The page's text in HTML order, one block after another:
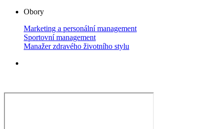
Obory
Marketing a personální management
Sportovní management
Manažer zdravého životního stylu